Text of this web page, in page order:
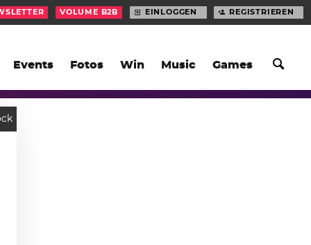
Events Fotos Win Music Games
VOLUME B2B EINLOGGEN REGISTRIEREN